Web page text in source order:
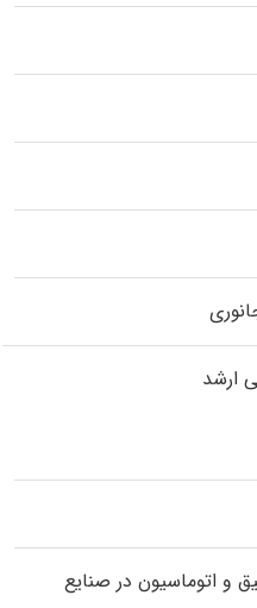
ارشد
و اتوماسیون در صنایع